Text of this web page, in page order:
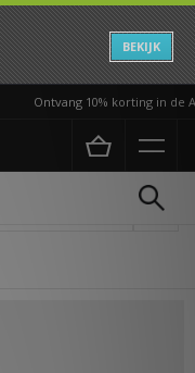
BEKIJK
Ontvang 10% korting in de APP*